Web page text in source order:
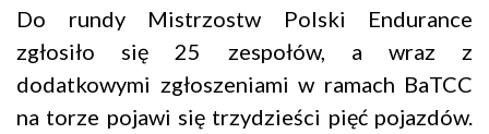
Do rundy Mistrzostw Polski Endurance
zgłosiło się 25 zespołów, a wraz z
dodatkowymi zgłoszeniami w ramach BaTCC
na torze pojawi się trzydzieści pięć pojazdów.